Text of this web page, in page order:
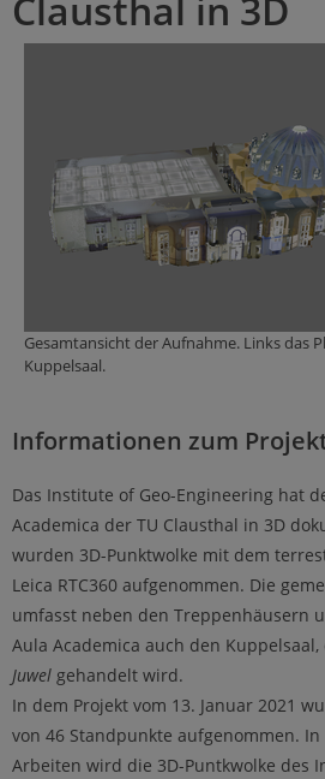
Gesamtansicht der Aufnahme. Links das
Kuppelsaal.
Informationen zum
Das Institute of Geo-Engineering hat
Academica der TU Clausthal in 3D
wurden 3D-Punktwolke mit dem
Leica RTC360 aufgenommen. Die
umfasst neben den Treppenhäusern
Aula Academica auch den Kuppelsaal,
Juwel gehandelt wird.
In dem Projekt vom 13. Januar 2021
von 46 Standpunkte aufgenommen.
Arbeiten wird die 3D-Puntkwolke des